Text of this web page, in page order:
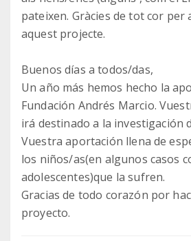
pateixen. Gràcies de tot cor per
aquest projecte.
Buenos días a todos/das,
Un año más hemos hecho la
Fundación Andrés Marcio.
irá destinado a la investigación
Vuestra aportación llena de
los niños/as(en algunos casos
adolescentes)que la sufren.
Gracias de todo corazón por
proyecto.